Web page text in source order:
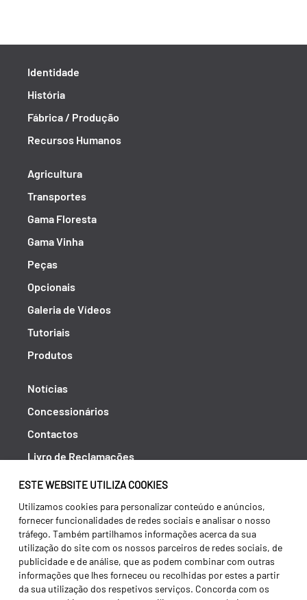
ESTE WEBSITE UTILIZA COOKIES
Utilizamos cookies para personalizar conteúdo e anúncios,
fornecer funcionalidades de redes sociais e analisar o nosso
tráfego. Também partilhamos informações acerca da sua
utilização do site com os nossos parceiros de redes sociais, de
publicidade e de análise, que as podem combinar com outras
informações que lhes forneceu ou recolhidas por estes a partir
da sua utilização dos respetivos serviços. Concorda com os
Identidade
História
Fábrica / Produção
Recursos Humanos
Agricultura
Transportes
Gama Floresta
Gama Vinha
Peças
Opcionais
Galeria de Vídeos
Tutoriais
Produtos
Notícias
Concessionários
Contactos
Livro de Reclamações
Política de Privacidade
Canal de Denúncias (RGPC)
Termos e condições